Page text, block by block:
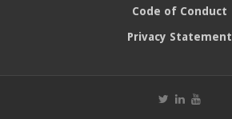
Code of Conduct
Privacy Statement